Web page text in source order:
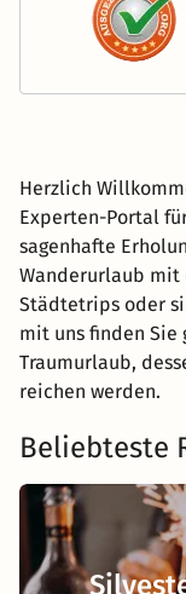
Herzlich
Experten-Portal
sagenhafte
Wanderurlaub mit
Städtetrips oder
mit uns finden Sie
Traumurlaub,
reichen werden.
Beliebteste